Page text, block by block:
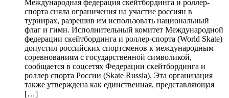
Международная федерация скейтбординга и роллер-
спорта сняла ограничения на участие россиян в
турнирах, разрешив им использовать национальный
флаг и гимн. Исполнительный комитет Международной
федерации скейтбординга и роллер-спорта (World Skate)
допустил российских спортсменов к международным
соревнованиям с государственной символикой,
сообщается в соцсетях Федерации скейтбординга и
роллер спорта России (Skate Russia). Эта организация
также утверждена как единственная, представляющая
[…]